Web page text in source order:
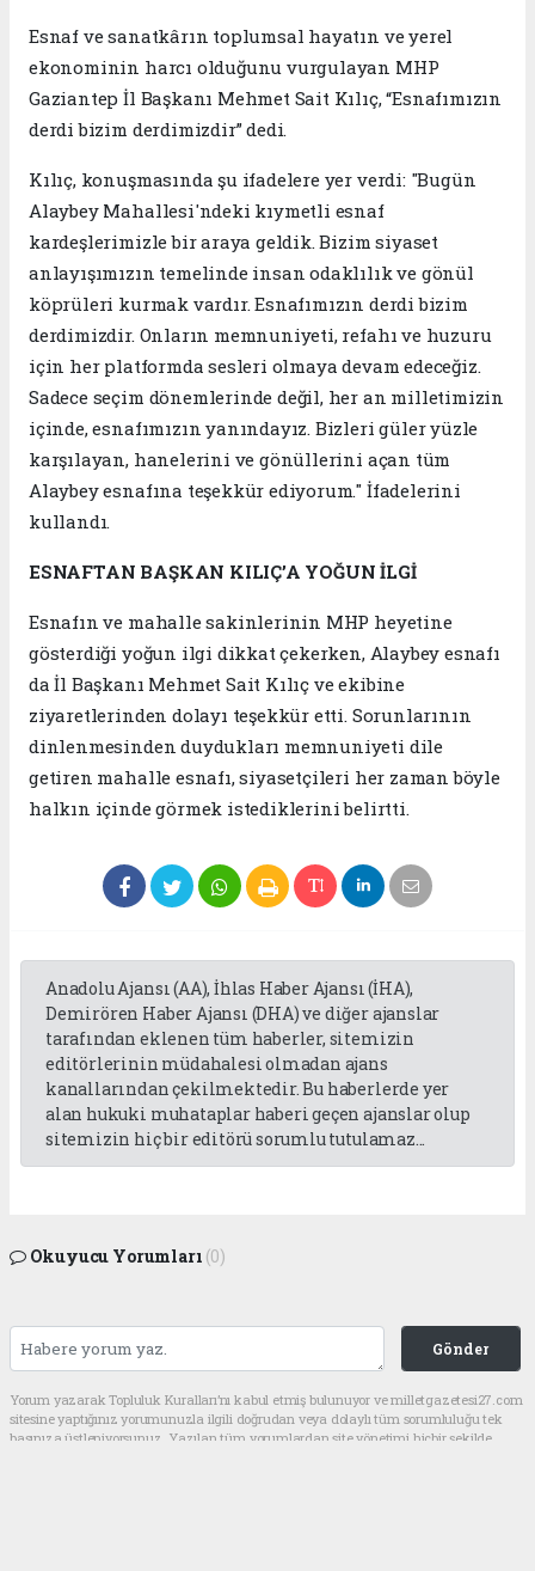
Esnaf ve sanatkârın toplumsal hayatın ve yerel
ekonominin harcı olduğunu vurgulayan MHP
Gaziantep İl Başkanı Mehmet Sait Kılıç, “Esnafımızın
derdi bizim derdimizdir” dedi.
Kılıç, konuşmasında şu ifadelere yer verdi: "Bugün
Alaybey Mahallesi'ndeki kıymetli esnaf
kardeşlerimizle bir araya geldik. Bizim siyaset
anlayışımızın temelinde insan odaklılık ve gönül
köprüleri kurmak vardır. Esnafımızın derdi bizim
derdimizdir. Onların memnuniyeti, refahı ve huzuru
için her platformda sesleri olmaya devam edeceğiz.
Sadece seçim dönemlerinde değil, her an milletimizin
içinde, esnafımızın yanındayız. Bizleri güler yüzle
karşılayan, hanelerini ve gönüllerini açan tüm
Alaybey esnafına teşekkür ediyorum." İfadelerini
kullandı.
ESNAFTAN BAŞKAN KILIÇ’A YOĞUN İLGİ
Esnafın ve mahalle sakinlerinin MHP heyetine
gösterdiği yoğun ilgi dikkat çekerken, Alaybey esnafı
da İl Başkanı Mehmet Sait Kılıç ve ekibine
ziyaretlerinden dolayı teşekkür etti. Sorunlarının
dinlenmesinden duydukları memnuniyeti dile
getiren mahalle esnafı, siyasetçileri her zaman böyle
halkın içinde görmek istediklerini belirtti.
Anadolu Ajansı (AA), İhlas Haber Ajansı (İHA),
Demirören Haber Ajansı (DHA) ve diğer ajanslar
tarafından eklenen tüm haberler, sitemizin
editörlerinin müdahalesi olmadan ajans
kanallarından çekilmektedir. Bu haberlerde yer
alan hukuki muhataplar haberi geçen ajanslar olup
sitemizin hiç bir editörü sorumlu tutulamaz...
Okuyucu Yorumları (0)
Gönder
Yorum yazarak Topluluk Kuralları’nı kabul etmiş bulunuyor ve milletgazetesi27.com
sitesine yaptığınız yorumunuzla ilgili doğrudan veya dolaylı tüm sorumluluğu tek
başınıza üstleniyorsunuz. Yazılan tüm yorumlardan site yönetimi hiçbir şekilde